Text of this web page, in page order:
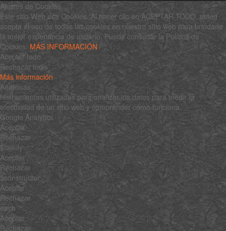
Ajustes de Cookies
Este sitio Web usa Cookies. Al hacer clic en ACEPTAR TODO, usted
acepta el uso de todas las cookies en nuestro sitio web para brindarle
la mejor experiencia de usuario. Puede consultar la Política de
Cookies: MÁS INFORMACIÓN
Aceptar todo
Rechazar todo
Más información
Analíticas
Herramientas utilizadas para analizar los datos para medir la
efectividad de un sitio web y comprender cómo funciona.
Google Analytics
Aceptar
Rechazar
$family
Aceptar
Rechazar
$constructor
Aceptar
Rechazar
each
Aceptar
Rechazar